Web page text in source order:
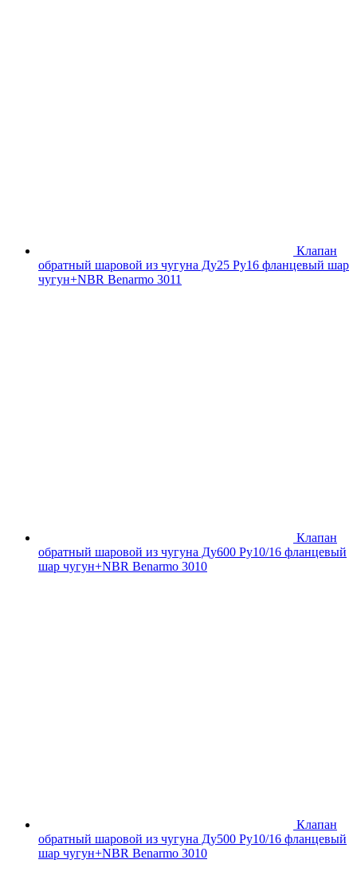
Клапан
обратный шаровой из чугуна Ду25 Ру16 фланцевый шар
чугун+NBR Benarmo 3011
Клапан
обратный шаровой из чугуна Ду600 Ру10/16 фланцевый
шар чугун+NBR Benarmo 3010
Клапан
обратный шаровой из чугуна Ду500 Ру10/16 фланцевый
шар чугун+NBR Benarmo 3010